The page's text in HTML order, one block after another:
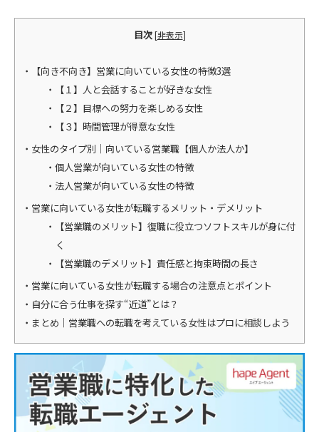
目次 [非表示]
【向き不向き】営業に向いている女性の特徴3選
【１】人と会話することが好きな女性
【２】目標への努力を楽しめる女性
【３】時間管理が得意な女性
女性のタイプ別｜向いている営業職【個人か法人か】
個人営業が向いている女性の特徴
法人営業が向いている女性の特徴
営業に向いている女性が転職するメリット・デメリット
【営業職のメリット】復職に役立つソフトスキルが身に付
く
【営業職のデメリット】責任感と拘束時間の長さ
営業に向いている女性が転職する場合の注意点とポイント
自分に合う仕事を探す“近道”とは？
まとめ｜営業職への転職を考えている女性はプロに相談しよう